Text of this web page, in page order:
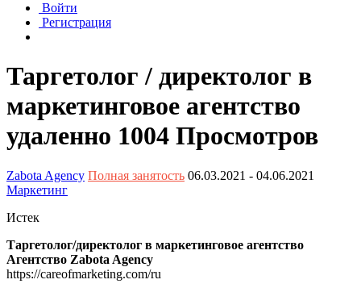
Войти
Регистрация
Таргетолог / директолог в
маркетинговое агентство
удаленно 1004 Просмотров
Zabota Agency Полная занятость 06.03.2021 - 04.06.2021
Маркетинг
Истек
Таргетолог/директолог в маркетинговое агентство
Агентство Zabota Agency
https://careofmarketing.com/ru